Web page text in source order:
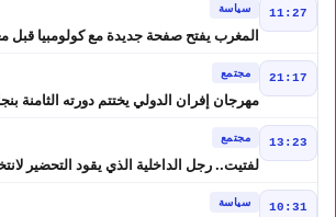
11:27 سياسة
المغرب يفتح صفحة جديدة مع كولومبيا قبل
21:17 مجتمع
مهرجان إفران الدولي يختتم دورته الثامنة
13:23 مجتمع
10:31 سياسة